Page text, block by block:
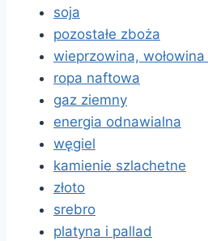
soja
pozostałe zboża
wieprzowina,
ropa naftowa
gaz ziemny
energia odnawialna
węgiel
kamienie szlachetne
złoto
srebro
platyna i pallad